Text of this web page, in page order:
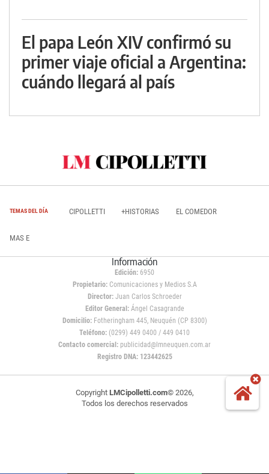
El papa León XIV confirmó su
primer viaje oficial a Argentina:
cuándo llegará al país
TEMAS DEL DÍA CIPOLLETTI +HISTORIAS EL COMEDOR
MAS E
Información
Edición: 6950
Propietario:Comunicaciones y Medios S.A
Director: Juan Carlos Schroeder
Editor General:Ángel Casagrande
Domicilio:Fotheringham 445, Neuquén (CP 8300)
Teléfono: (0299) 449 0400 / 449 0410
Contacto comercial: publicidad@lmneuquen.com.ar
Registro DNA: 123442625
Copyright LMCipolletti.com© 2026,
Todos los derechos reservados